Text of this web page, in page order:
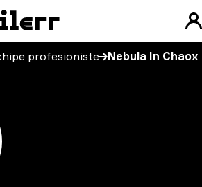
profesioniste Nebula In Chaox